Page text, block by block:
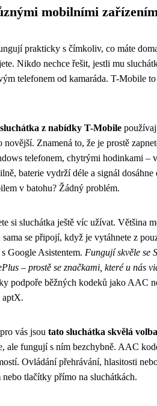
mobilními
prakticky s čímkoliv, co máte
Nikdo nechce řešit, jestli mu
telefonem od kamaráda. T-Mobile
z nabídky T-Mobile
Znamená to, že je prostě
telefonem, chytrými hodinkami –
baterie vydrží déle a signál dosáhne
v batohu? Žádný problém.
si sluchátka ještě víc užívat. Většina
sama se připojí, když je vytáhnete z
Google Asistentem. Fungují skvěle se
– prostě se značkami, které u nás
podpoře běžných kodeků jako AAC
aptX.
vás jsou tato sluchátka skvělá volba
ale fungují s ním bezchybně. AAC
Ovládání přehrávání, hlasitosti
tlačítky přímo na sluchátkách.